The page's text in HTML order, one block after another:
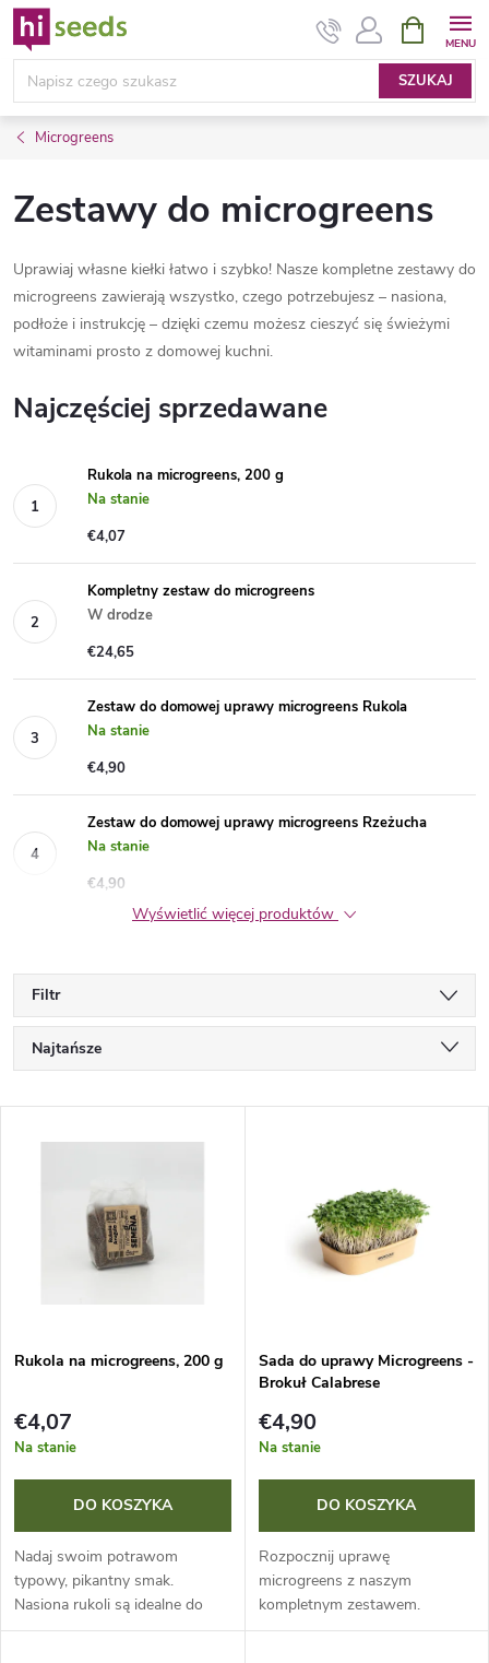
Przejść
do
treści
SZUKAJ
KOSZYK
Microgreens
Zestawy do microgreens
Uprawiaj własne kiełki łatwo i szybko! Nasze kompletne zestawy do
microgreens zawierają wszystko, czego potrzebujesz – nasiona,
podłoże i instrukcję – dzięki czemu możesz cieszyć się świeżymi
witaminami prosto z domowej kuchni.
Najczęściej sprzedawane
Rukola na microgreens, 200 g
Na stanie
€4,07
Kompletny zestaw do microgreens
W drodze
€24,65
Zestaw do domowej uprawy microgreens Rukola
Na stanie
€4,90
Zestaw do domowej uprawy microgreens Rzeżucha
Na stanie
€4,90
Wyświetlić więcej produktów
Filtr
S
o
a
n
i
e
p
Najtańsze
a
p
r
d
u
Rukola na microgreens, 200 g
€4,07
Na stanie
DO KOSZYKA
Nadaj swoim potrawom
typowy, pikantny smak.
Nasiona rukoli są idealne do
domowej uprawy microgreens i
Sada do uprawy Microgreens -
Brokuł Calabrese
€4,90
Na stanie
DO KOSZYKA
Rozpocznij uprawę
microgreens z naszym
kompletnym zestawem.
Znajdziesz w nim wszystko,